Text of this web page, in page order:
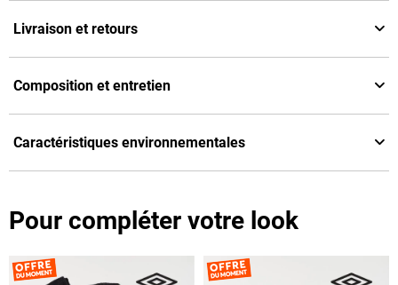
Livraison et retours
Composition et entretien
Caractéristiques environnementales
Pour compléter votre look